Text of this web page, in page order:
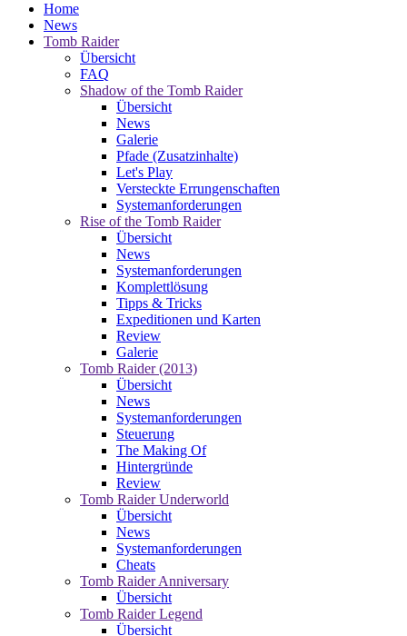
Home
News
Tomb Raider
Übersicht
FAQ
Shadow of the Tomb Raider
Übersicht
News
Galerie
Pfade (Zusatzinhalte)
Let's Play
Versteckte Errungenschaften
Systemanforderungen
Rise of the Tomb Raider
Übersicht
News
Systemanforderungen
Komplettlösung
Tipps & Tricks
Expeditionen und Karten
Review
Galerie
Tomb Raider (2013)
Übersicht
News
Systemanforderungen
Steuerung
The Making Of
Hintergründe
Review
Tomb Raider Underworld
Übersicht
News
Systemanforderungen
Cheats
Tomb Raider Anniversary
Übersicht
Tomb Raider Legend
Übersicht